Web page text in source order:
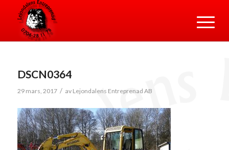
DSCN0364
29 mars, 2017 / av Lejondalens Entreprenad AB